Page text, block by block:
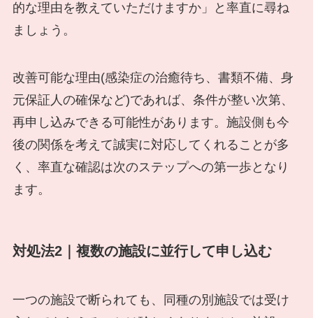
的な理由を教えていただけますか」と率直に尋ね
ましょう。
改善可能な理由(感染症の治癒待ち、書類不備、身
元保証人の確保など)であれば、条件が整い次第、
再申し込みできる可能性があります。施設側も今
後の関係を考えて誠実に対応してくれることが多
く、率直な確認は次のステップへの第一歩となり
ます。
対処法2｜複数の施設に並行して申し込む
一つの施設で断られても、同種の別施設では受け